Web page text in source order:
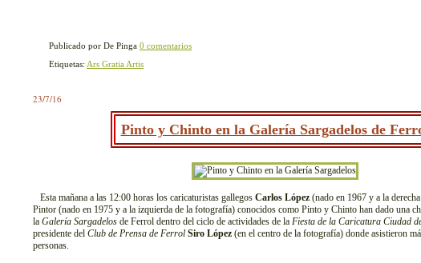
Publicado por De Pinga 0 comentarios
Etiquetas: Ars Gratia Artis
23/7/16
Pinto y Chinto en la Galería Sargadelos de
Esta mañana a las 12:00 horas los caricaturistas gallegos Carlos López (nado en 1967 y a la
Pintor (nado en 1975 y a la izquierda de la fotografía) conocidos como Pinto y Chinto han dado una
la Galería Sargadelos de Ferrol dentro del ciclo de actividades de la Fiesta de la Caricatura Ciudad
presidente del Club de Prensa de Ferrol Siro López (en el centro de la fotografía) donde asistieron
personas.